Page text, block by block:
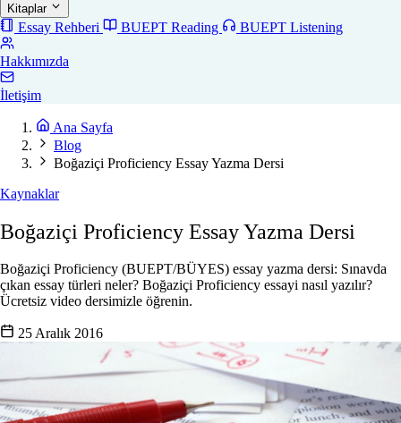
Kitaplar
Essay Rehberi BUEPT Reading BUEPT Listening
Hakkımızda
İletişim
Ana Sayfa
Blog
Boğaziçi Proficiency Essay Yazma Dersi
Kaynaklar
Boğaziçi Proficiency Essay Yazma Dersi
Boğaziçi Proficiency (BUEPT/BÜYES) essay yazma dersi: Sınavda
çıkan essay türleri neler? Boğaziçi Proficiency essayi nasıl yazılır?
Ücretsiz video dersimizle öğrenin.
25 Aralık 2016